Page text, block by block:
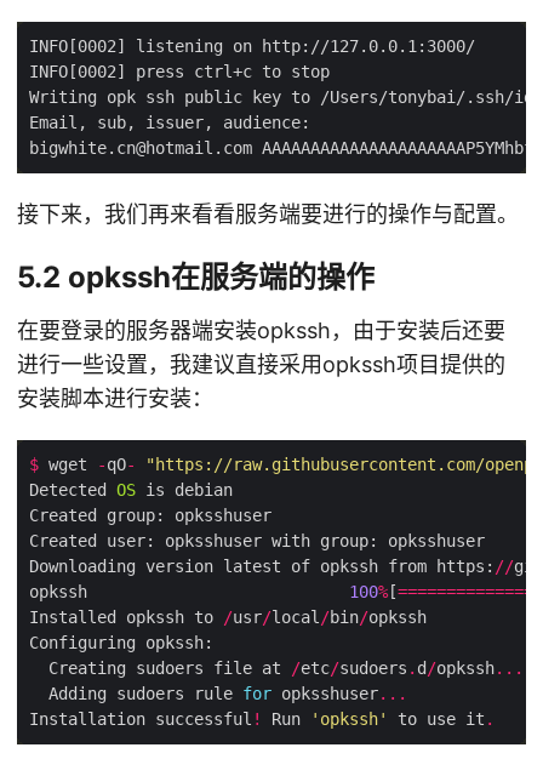
接下来，我们再来看看服务端要进行的操作与配置。
5.2 opkssh在服务端的操作
在要登录的服务器端安装opkssh，由于安装后还要
进行一些设置，我建议直接采用opkssh项目提供的
安装脚本进行安装：
$ wget -qO-
"https://raw.githubusercontent.com/
Detected OS
Downloading version latest of opkssh from https: //
opkssh 100% [
Installed opkssh to
/usr/local /bin/
  Creating sudoers file at
/etc/sudoers . d /opkssh...
  Adding sudoers rule
for opksshuser...
Installation successful ! Run 'opkssh' to use it .